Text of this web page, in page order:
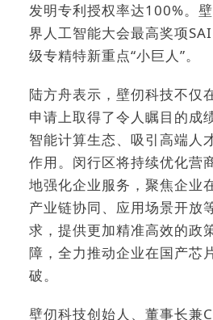
发明专利授权率达100%。
界人工智能大会最高奖项
级专精特新重点“小巨人”。
陆方舟表示，壁仞科技不仅
申请上取得了令人瞩目的成
智能计算生态、吸引高端人
作用。闵行区将持续优化营
地强化企业服务，聚焦企业
产业链协同、应用场景开放
求，提供更加精准高效的政
障，全力推动企业在国产芯
破。
壁仞科技创始人、董事长兼